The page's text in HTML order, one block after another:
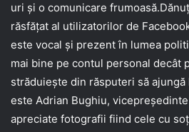
uri și o comunicare
răsfățat al utilizatorilor de
este vocal și prezent în lumea
mai bine pe contul personal decât
străduiește din răsputeri să
este Adrian Bughiu,
apreciate fotografii fiind cele cu